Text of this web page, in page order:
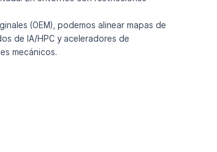
(OEM), podemos alinear mapas de
de IA/HPC y aceleradores de
mecánicos.